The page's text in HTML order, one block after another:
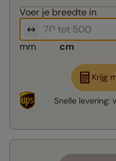
Voer je breedte in
mm cm
Krijg
Snelle levering: